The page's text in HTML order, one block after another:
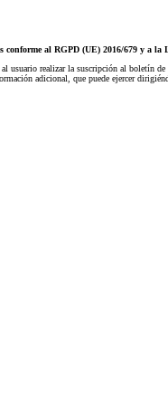
conforme al RGPD (UE) 2016/679 y a la
usuario realizar la suscripción al boletín
adicional, que puede ejercer